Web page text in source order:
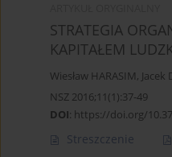
STRATEGIA
KAPITAŁEM
Wiesław HARASIM, Jacek
NSZ 2016;11(1):37-49
DOI: https://doi.org/
Streszczenie